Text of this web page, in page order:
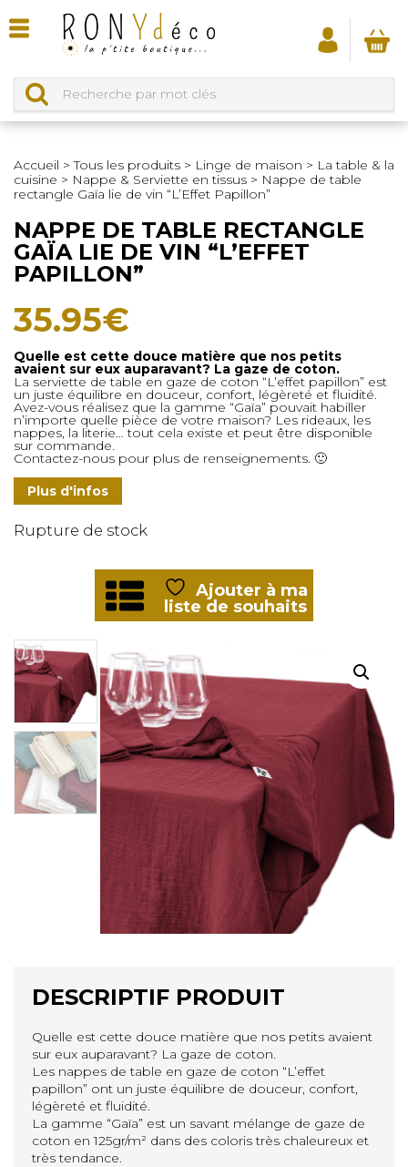
Accueil >Tous les produits > Linge de maison > La table & la
cuisine > Nappe & Serviette en tissus > Nappe de table
rectangle Gaïa lie de vin “L’Effet Papillon”
NAPPE DE TABLE RECTANGLE
GAÏA LIE DE VIN “L’EFFET
PAPILLON”
35.95€
Quelle est cette douce matière que nos petits
avaient sur eux auparavant? La gaze de coton.
La serviette de table en gaze de coton “L’effet papillon” est
un juste équilibre en douceur, confort, légèreté et fluidité.
Avez-vous réalisez que la gamme “Gaïa” pouvait habiller
n’importe quelle pièce de votre maison? Les rideaux, les
nappes, la literie… tout cela existe et peut être disponible
sur commande.
Contactez-nous pour plus de renseignements. 🙂
Plus d'infos
Rupture de stock
Ajouter à ma
liste de souhaits
DESCRIPTIF PRODUIT
Quelle est cette douce matière que nos petits avaient
sur eux auparavant? La gaze de coton.
Les nappes de table en gaze de coton “L’effet
papillon” ont un juste équilibre de douceur, confort,
légèreté et fluidité.
La gamme “Gaïa” est un savant mélange de gaze de
coton en 125gr/m² dans des coloris très chaleureux et
très tendance.